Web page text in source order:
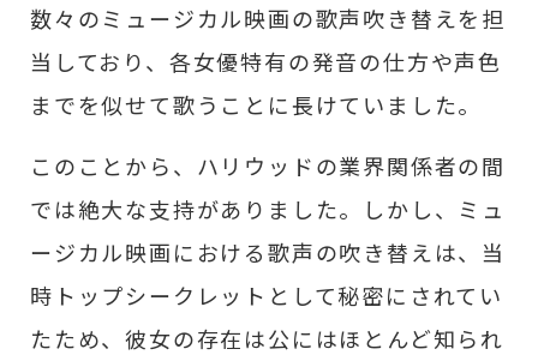
数々のミュージカル映画の歌声吹き替えを担
当しており、各女優特有の発音の仕方や声色
までを似せて歌うことに長けていました。
このことから、ハリウッドの業界関係者の間
では絶大な支持がありました。しかし、ミュ
ージカル映画における歌声の吹き替えは、当
時トップシークレットとして秘密にされてい
たため、彼女の存在は公にはほとんど知られ